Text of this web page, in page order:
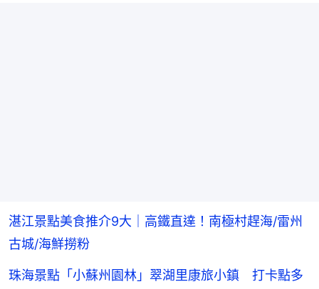
湛江景點美食推介9大｜高鐵直達！南極村趕海/雷州
古城/海鮮撈粉
珠海景點「小蘇州園林」翠湖里康旅小鎮 打卡點多